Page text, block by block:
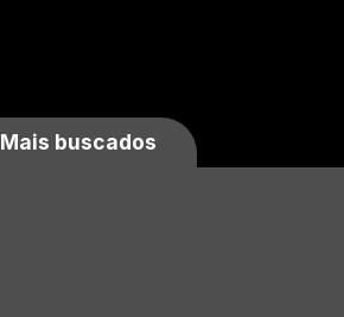
Mais buscados